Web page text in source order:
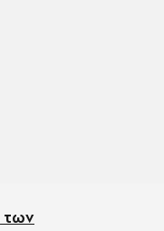
των